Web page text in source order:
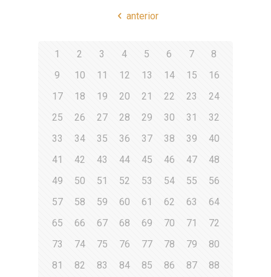
anterior
1 2 3 4 5 6 7
8
9
10 11 12 13 14 15
16
17
18 19 20 21 22 23
24
25
26 27 28 29 30 31
32
33
34 35 36 37 38 39
40
41
42 43 44 45 46 47
48
49
50 51 52 53 54 55
56
57
58 59 60 61 62 63
64
65
66 67 68 69 70 71
72
73
74 75 76 77 78 79
80
81
82 83 84 85 86 87
88